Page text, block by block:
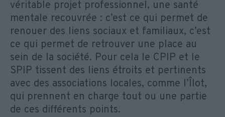
véritable projet professionnel, une santé
mentale recouvrée : c’est ce qui permet de
renouer des liens sociaux et familiaux, c’est
ce qui permet de retrouver une place au
sein de la société. Pour cela le CPIP et le
SPIP tissent des liens étroits et pertinents
avec des associations locales, comme l’Îlot,
qui prennent en charge tout ou une partie
de ces différents points.